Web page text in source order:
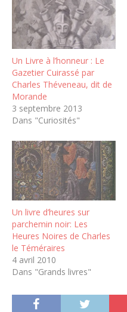
Un Livre à l’honneur : Le
Gazetier Cuirassé par
Charles Théveneau, dit de
Morande
3 septembre 2013
Dans "Curiosités"
Un livre d’heures sur
parchemin noir: Les
Heures Noires de Charles
le Téméraires
4 avril 2010
Dans "Grands livres"